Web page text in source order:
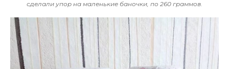
сделали упор на маленькие баночки, по 260 граммов.